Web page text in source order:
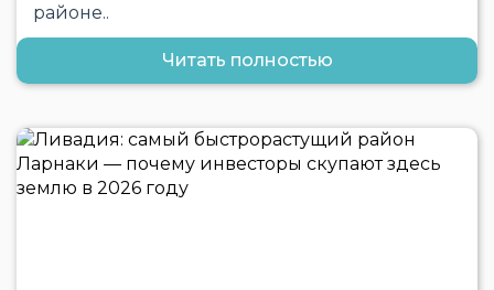
районе..
Читать полностью